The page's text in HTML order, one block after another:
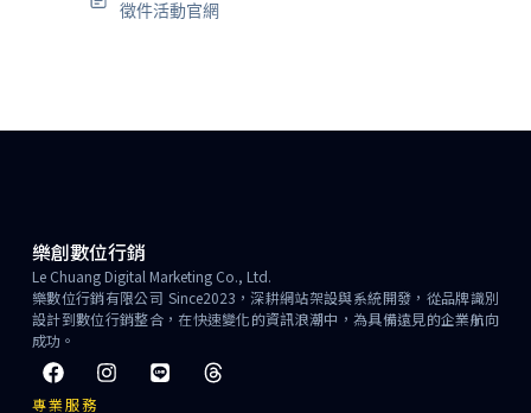
徵件活動官網
樂創數位行銷
Le Chuang Digital Marketing Co., Ltd.
樂數位行銷有限公司 Since2023，深耕網站架設與系統開發，從品牌識別
設計到數位行銷整合，在快速變化的資訊浪潮中，為具備遠見的企業航向
成功。
專業服務